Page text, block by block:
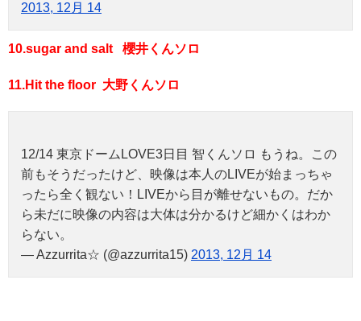
2013, 12月 14
10.sugar and salt 櫻井くんソロ
11.Hit the floor 大野くんソロ
12/14 東京ドームLOVE3日目 智くんソロ もうね。この
前もそうだったけど、映像は本人のLIVEが始まっちゃ
ったら全く観ない！LIVEから目が離せないもの。だか
ら未だに映像の内容は大体は分かるけど細かくはわか
らない。
— Azzurrita☆ (@azzurrita15) 2013, 12月 14